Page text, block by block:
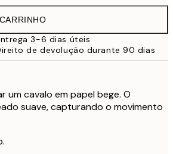
27,45 €
32,45 €
59,50 €
119 €
3-6 dias úteis
de devolução durante 90 dias
um cavalo em papel bege. O
suave, capturando o movimento